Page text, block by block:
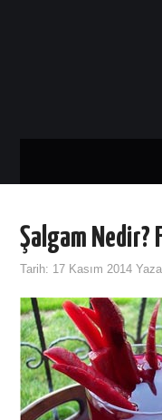
SAĞLIK
GENEL
TARIH
ASTROLOJI
Şalgam Nedir?
Tarih: 17 Kasım 2014